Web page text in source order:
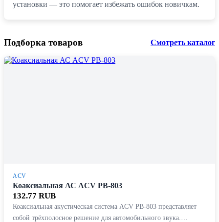
установки — это помогает избежать ошибок новичкам.
Подборка товаров Смотреть каталог
ACV
Коаксиальная АС ACV PB-803
132.77 RUB
Коаксиальная акустическая система ACV PB-803 представляет
собой трёхполосное решение для автомобильного звука.…